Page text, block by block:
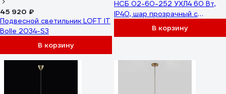
45 920 ₽
Подвесной светильник LOFT IT
Bolle 2034-S3
В корзину
НСБ 02-60-252 УХЛ4 60 Вт,
IP40, шар прозрачный с
огранкой 250 мм, цепь белая
В корзину